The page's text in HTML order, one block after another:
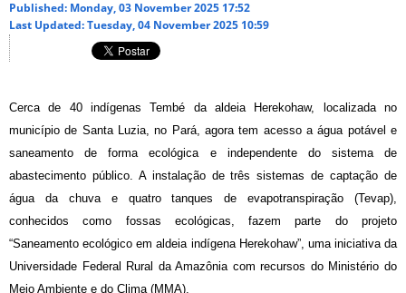
Published: Monday, 03 November 2025 17:52
Last Updated: Tuesday, 04 November 2025 10:59
Cerca de 40 indígenas Tembé da aldeia Herekohaw, localizada no
município de Santa Luzia, no Pará, agora tem acesso a água potável e
saneamento de forma ecológica e independente do sistema de
abastecimento público. A instalação de três sistemas de captação de
água da chuva e quatro tanques de evapotranspiração (Tevap),
conhecidos como fossas ecológicas, fazem parte do projeto
“Saneamento ecológico em aldeia indígena Herekohaw”, uma iniciativa da
Universidade Federal Rural da Amazônia com recursos do Ministério do
Meio Ambiente e do Clima (MMA).